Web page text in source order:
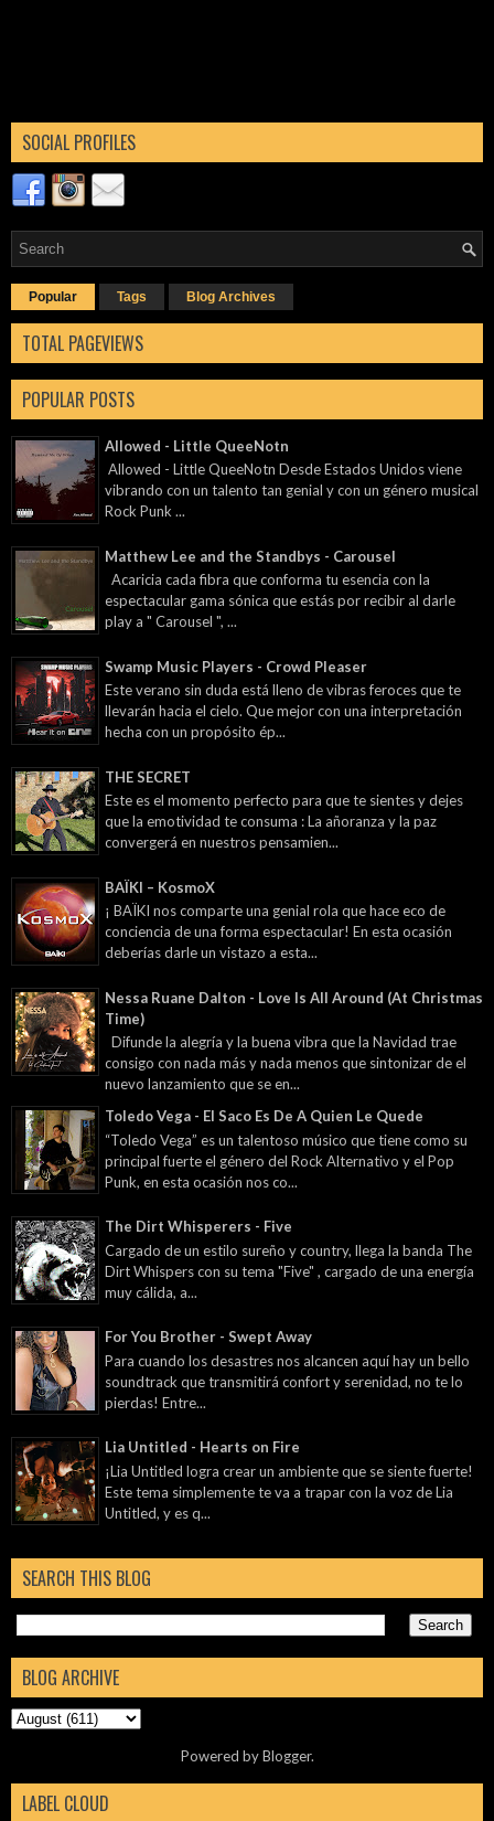
SOCIAL PROFILES
Popular Tags Blog Archives
TOTAL PAGEVIEWS
POPULAR POSTS
Allowed - Little QueeNotn
Allowed - Little QueeNotn Desde Estados Unidos viene
vibrando con un talento tan genial y con un género musical
Rock Punk ...
Matthew Lee and the Standbys - Carousel
Acaricia cada fibra que conforma tu esencia con la
espectacular gama sónica que estás por recibir al darle
play a " Carousel ", ...
Swamp Music Players - Crowd Pleaser
Este verano sin duda está lleno de vibras feroces que te
llevarán hacia el cielo. Que mejor con una interpretación
hecha con un propósito ép...
THE SECRET
Este es el momento perfecto para que te sientes y dejes
que la emotividad te consuma : La añoranza y la paz
convergerá en nuestros pensamien...
BAÏKI – KosmoX
¡ BAÏKI nos comparte una genial rola que hace eco de
conciencia de una forma espectacular! En esta ocasión
deberías darle un vistazo a esta...
Nessa Ruane Dalton - Love Is All Around (At Christmas
Time)
Difunde la alegría y la buena vibra que la Navidad trae
consigo con nada más y nada menos que sintonizar de el
nuevo lanzamiento que se en...
Toledo Vega - El Saco Es De A Quien Le Quede
“Toledo Vega” es un talentoso músico que tiene como su
principal fuerte el género del Rock Alternativo y el Pop
Punk, en esta ocasión nos co...
The Dirt Whisperers - Five
Cargado de un estilo sureño y country, llega la banda The
Dirt Whispers con su tema "Five" , cargado de una energía
muy cálida, a...
For You Brother - Swept Away
Para cuando los desastres nos alcancen aquí hay un bello
soundtrack que transmitirá confort y serenidad, no te lo
pierdas! Entre...
Lia Untitled - Hearts on Fire
¡Lia Untitled logra crear un ambiente que se siente fuerte!
Este tema simplemente te va a trapar con la voz de Lia
Untitled, y es q...
SEARCH THIS BLOG
BLOG ARCHIVE
Powered byBlogger.
LABEL CLOUD